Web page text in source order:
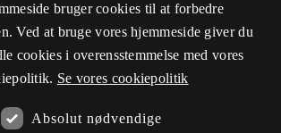
bruger cookies til at forbedre
Ved at bruge vores hjemmeside giver du
cookies i overensstemmelse med vores
Se vores cookiepolitik
Absolut nødvendige